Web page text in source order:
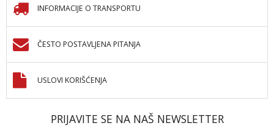
INFORMACIJE O TRANSPORTU
ČESTO POSTAVLJENA PITANJA
USLOVI KORIŠĆENJA
PRIJAVITE SE NA NAŠ NEWSLETTER